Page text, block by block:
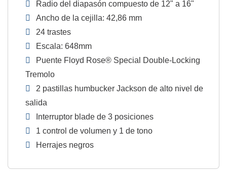
Radio del diapasón compuesto de 12" a 16"
Ancho de la cejilla: 42,86 mm
24 trastes
Escala: 648mm
Puente Floyd Rose® Special Double-Locking
Tremolo
2 pastillas humbucker Jackson de alto nivel de
salida
Interruptor blade de 3 posiciones
1 control de volumen y 1 de tono
Herrajes negros